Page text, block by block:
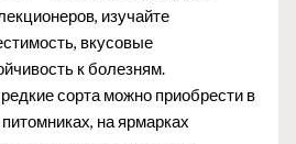
изучайте
вкусовые
к болезням.
сорта можно приобрести в
на ярмарках